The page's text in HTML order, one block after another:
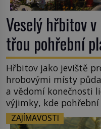
Veselý hřbitov
třou pohřební
Hřbitov jako jeviště
hrobovými místy
a vědomí konečnosti
výjimky, kde
kapesníky nikoli při
pohledu na výši
ZAJÍMAVOSTI